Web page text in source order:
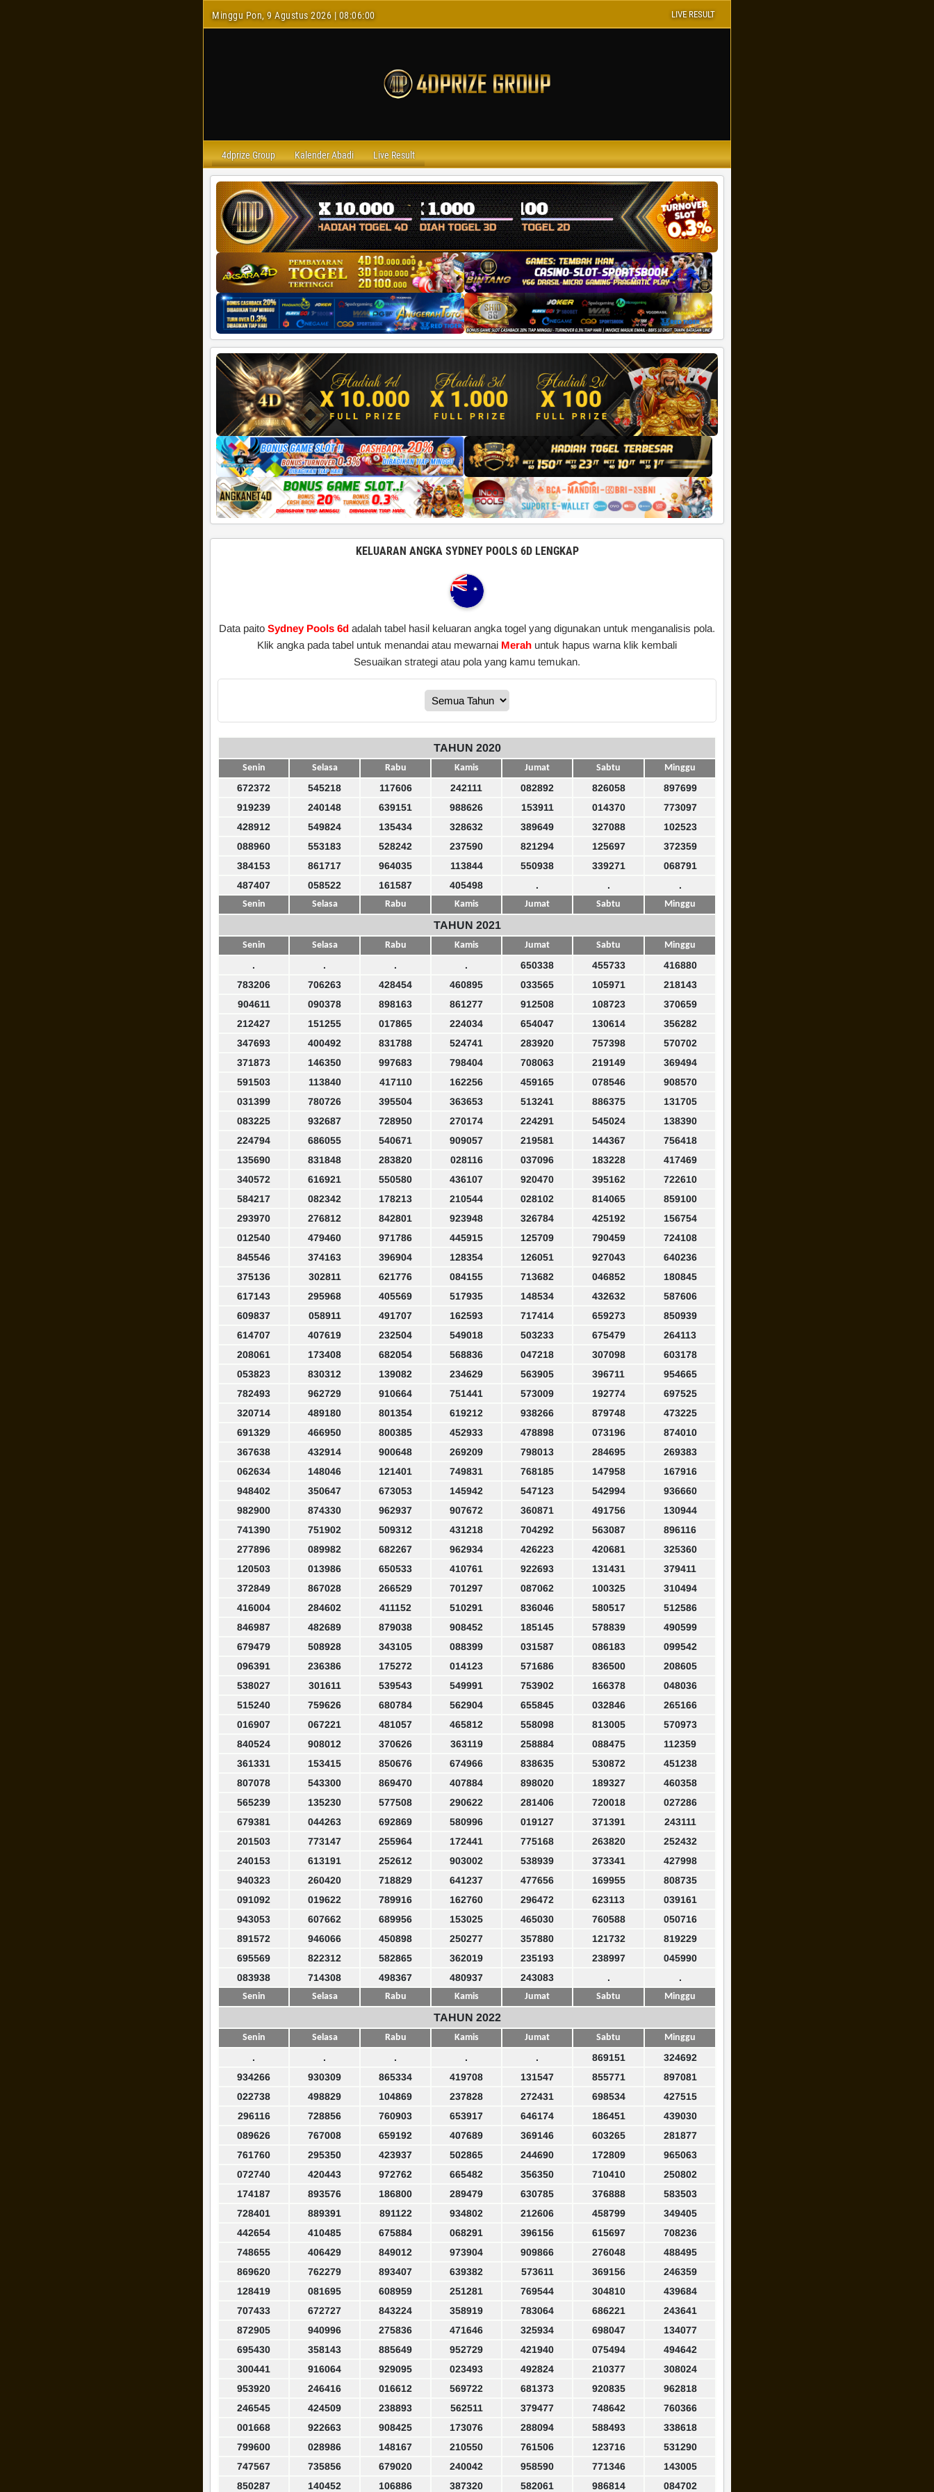
Minggu Pon, 9 Agustus 2026 | 08:06:01 LIVE RESULT
4dprize Group Kalender Abadi Live Result
KELUARAN ANGKA SYDNEY POOLS 6D LENGKAP
Data paito Sydney Pools 6d adalah tabel hasil keluaran angka togel yang digunakan untuk menganalisis pola.
Klik angka pada tabel untuk menandai atau mewarnai Merah untuk hapus warna klik kembali
Sesuaikan strategi atau pola yang kamu temukan.
TAHUN 2020
Senin Selasa Rabu Kamis Jumat Sabtu Minggu
672372 545218 117606 242111 082892 826058
897699
919239
240148 639151 988626 153911 014370
773097
428912
549824 135434 328632 389649 327088
102523
088960
553183 528242 237590 821294 125697
372359
384153
861717 964035 113844 550938 339271
068791
487407
058522 161587 405498 . . .
Senin Selasa Rabu Kamis Jumat Sabtu Minggu
TAHUN 2021
Senin Selasa Rabu Kamis Jumat Sabtu Minggu
. . . . 650338 455733
416880
783206
706263 428454 460895 033565 105971
218143
904611
090378 898163 861277 912508 108723
370659
212427
151255 017865 224034 654047 130614
356282
347693
400492 831788 524741 283920 757398
570702
371873
146350 997683 798404 708063 219149
369494
591503
113840 417110 162256 459165 078546
908570
031399
780726 395504 363653 513241 886375
131705
083225
932687 728950 270174 224291 545024
138390
224794
686055 540671 909057 219581 144367
756418
135690
831848 283820 028116 037096 183228
417469
340572
616921 550580 436107 920470 395162
722610
584217
082342 178213 210544 028102 814065
859100
293970
276812 842801 923948 326784 425192
156754
012540
479460 971786 445915 125709 790459
724108
845546
374163 396904 128354 126051 927043
640236
375136
302811 621776 084155 713682 046852
180845
617143
295968 405569 517935 148534 432632
587606
609837
058911 491707 162593 717414 659273
850939
614707
407619 232504 549018 503233 675479
264113
208061
173408 682054 568836 047218 307098
603178
053823
830312 139082 234629 563905 396711
954665
782493
962729 910664 751441 573009 192774
697525
320714
489180 801354 619212 938266 879748
473225
691329
466950 800385 452933 478898 073196
874010
367638
432914 900648 269209 798013 284695
269383
062634
148046 121401 749831 768185 147958
167916
948402
350647 673053 145942 547123 542994
936660
982900
874330 962937 907672 360871 491756
130944
741390
751902 509312 431218 704292 563087
896116
277896
089982 682267 962934 426223 420681
325360
120503
013986 650533 410761 922693 131431
379411
372849
867028 266529 701297 087062 100325
310494
416004
284602 411152 510291 836046 580517
512586
846987
482689 879038 908452 185145 578839
490599
679479
508928 343105 088399 031587 086183
099542
096391
236386 175272 014123 571686 836500
208605
538027
301611 539543 549991 753902 166378
048036
515240
759626 680784 562904 655845 032846
265166
016907
067221 481057 465812 558098 813005
570973
840524
908012 370626 363119 258884 088475
112359
361331
153415 850676 674966 838635 530872
451238
807078
543300 869470 407884 898020 189327
460358
565239
135230 577508 290622 281406 720018
027286
679381
044263 692869 580996 019127 371391
243111
201503
773147 255964 172441 775168 263820
252432
240153
613191 252612 903002 538939 373341
427998
940323
260420 718829 641237 477656 169955
808735
091092
019622 789916 162760 296472 623113
039161
943053
607662 689956 153025 465030 760588
050716
891572
946066 450898 250277 357880 121732
819229
695569
822312 582865 362019 235193 238997
045990
083938
714308 498367 480937 243083 . .
Senin Selasa Rabu Kamis Jumat Sabtu Minggu
TAHUN 2022
Senin Selasa Rabu Kamis Jumat Sabtu Minggu
. . . . . 869151
324692
934266
930309 865334 419708 131547 855771
897081
022738
498829 104869 237828 272431 698534
427515
296116
728856 760903 653917 646174 186451
439030
089626
767008 659192 407689 369146 603265
281877
761760
295350 423937 502865 244690 172809
965063
072740
420443 972762 665482 356350 710410
250802
174187
893576 186800 289479 630785 376888
583503
728401
889391 891122 934802 212606 458799
349405
442654
410485 675884 068291 396156 615697
708236
748655
406429 849012 973904 909866 276048
488495
869620
762279 893407 639382 573611 369156
246359
128419
081695 608959 251281 769544 304810
439684
707433
672727 843224 358919 783064 686221
243641
872905
940996 275836 471646 325934 698047
134077
695430
358143 885649 952729 421940 075494
494642
300441
916064 929095 023493 492824 210377
308024
953920
246416 016612 569722 681373 920835
962818
246545
424509 238893 562511 379477 748642
760366
001668
922663 908425 173076 288094 588493
338618
799600
028986 148167 210550 761506 123716
531290
747567
735856 679020 240042 958590 771346
143005
850287
140452 106886 387320 582061 986814 084702